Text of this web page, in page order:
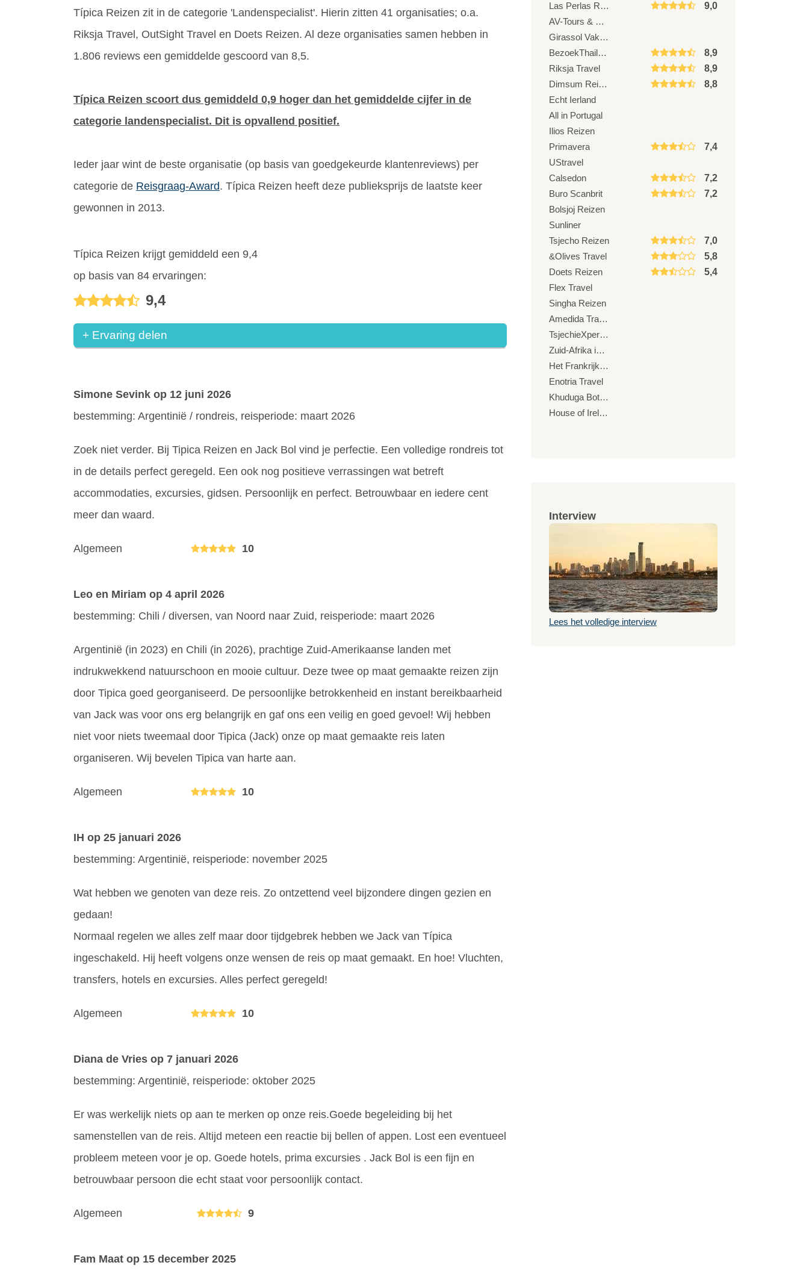
Típica Reizen zit in de categorie 'Landenspecialist'. Hierin zitten 41 organisaties; o.a.
Riksja Travel, OutSight Travel en Doets Reizen. Al deze organisaties samen hebben in
1.806 reviews een gemiddelde gescoord van 8,5.
Típica Reizen scoort dus gemiddeld 0,9 hoger dan het gemiddelde cijfer in de
categorie landenspecialist. Dit is opvallend positief.
Ieder jaar wint de beste organisatie (op basis van goedgekeurde klantenreviews) per
categorie de Reisgraag-Award. Típica Reizen heeft deze publieksprijs de laatste keer
gewonnen in 2013.
Típica Reizen krijgt gemiddeld een 9,4
op basis van 84 ervaringen:
9,4
+ Ervaring delen
Simone Sevink op 12 juni 2026
bestemming: Argentinië / rondreis, reisperiode: maart 2026
Zoek niet verder. Bij Tipica Reizen en Jack Bol vind je perfectie. Een volledige rondreis tot
in de details perfect geregeld. Een ook nog positieve verrassingen wat betreft
accommodaties, excursies, gidsen. Persoonlijk en perfect. Betrouwbaar en iedere cent
meer dan waard.
Algemeen 10
Leo en Miriam op 4 april 2026
bestemming: Chili / diversen, van Noord naar Zuid, reisperiode: maart 2026
Argentinië (in 2023) en Chili (in 2026), prachtige Zuid-Amerikaanse landen met
indrukwekkend natuurschoon en mooie cultuur. Deze twee op maat gemaakte reizen zijn
door Tipica goed georganiseerd. De persoonlijke betrokkenheid en instant bereikbaarheid
van Jack was voor ons erg belangrijk en gaf ons een veilig en goed gevoel! Wij hebben
niet voor niets tweemaal door Tipica (Jack) onze op maat gemaakte reis laten
organiseren. Wij bevelen Tipica van harte aan.
Algemeen 10
IH op 25 januari 2026
bestemming: Argentinië, reisperiode: november 2025
Wat hebben we genoten van deze reis. Zo ontzettend veel bijzondere dingen gezien en
gedaan!
Normaal regelen we alles zelf maar door tijdgebrek hebben we Jack van Típica
ingeschakeld. Hij heeft volgens onze wensen de reis op maat gemaakt. En hoe! Vluchten,
transfers, hotels en excursies. Alles perfect geregeld!
Algemeen 10
Diana de Vries op 7 januari 2026
bestemming: Argentinië, reisperiode: oktober 2025
Er was werkelijk niets op aan te merken op onze reis.Goede begeleiding bij het
samenstellen van de reis. Altijd meteen een reactie bij bellen of appen. Lost een eventueel
probleem meteen voor je op. Goede hotels, prima excursies . Jack Bol is een fijn en
betrouwbaar persoon die echt staat voor persoonlijk contact.
Algemeen 9
Fam Maat op 15 december 2025
Las Perlas Reizen
9,0
AV-Tours & Safaris
Girassol Vakanties
BezoekThailand.nl
8,9
Riksja Travel
8,9
Dimsum Reizen
8,8
Echt Ierland
All in Portugal
Ilios Reizen
Primavera
7,4
UStravel
Calsedon
7,2
Buro Scanbrit
7,2
Bolsjoj Reizen
Sunliner
Tsjecho Reizen
7,0
&Olives Travel
5,8
Doets Reizen
5,4
Flex Travel
Singha Reizen
Amedida Travel
TsjechieXperience
Zuid-Afrika in Stijl
Het Frankrijk Huis
Enotria Travel
Khuduga Botswana
House of Ireland
Interview
Lees het volledige interview